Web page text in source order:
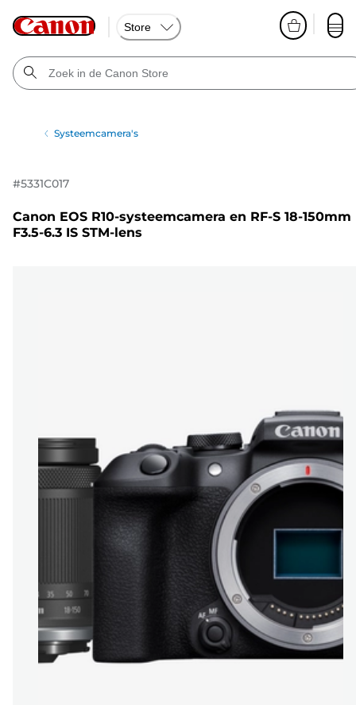
Store
Systeemcamera's
#5331C017
Canon EOS R10-systeemcamera en RF-S 18-150mm
F3.5-6.3 IS STM-lens